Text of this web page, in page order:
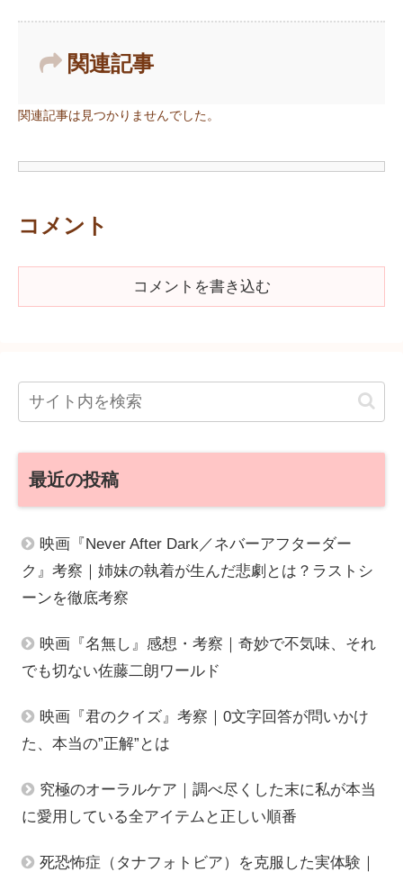
関連記事
関連記事は見つかりませんでした。
コメント
コメントを書き込む
最近の投稿
映画『Never After Dark／ネバーアフターダー
ク』考察｜姉妹の執着が生んだ悲劇とは？ラストシ
ーンを徹底考察
映画『名無し』感想・考察｜奇妙で不気味、それ
でも切ない佐藤二朗ワールド
映画『君のクイズ』考察｜0文字回答が問いかけ
た、本当の”正解”とは
究極のオーラルケア｜調べ尽くした末に私が本当
に愛用している全アイテムと正しい順番
死恐怖症（タナフォトビア）を克服した実体験｜